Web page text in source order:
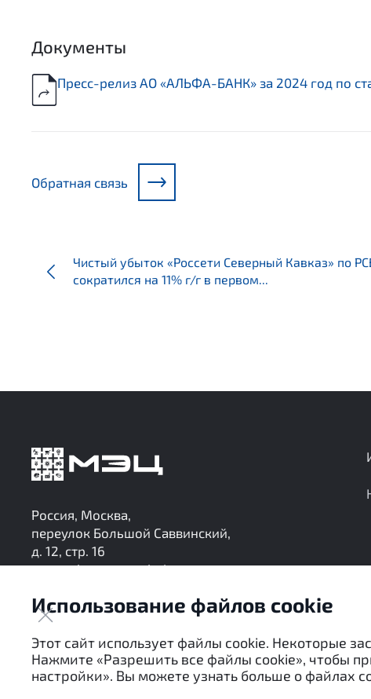
Документы
Пресс-релиз АО «АЛЬФА-БАНК» за 2024 год по
Обратная связь
Чистый убыток «Россети Северный Кавказ» по
сократился на 11% г/г в первом...
Россия, Москва,
переулок Большой Саввинский,
д. 12, стр. 16
research@mec-analytics.ru
Использование файлов cookie
Этот сайт использует файлы cookie. Некоторые
Нажмите «Разрешить все файлы cookie», чтобы
настройки». Вы можете узнать больше о файлах